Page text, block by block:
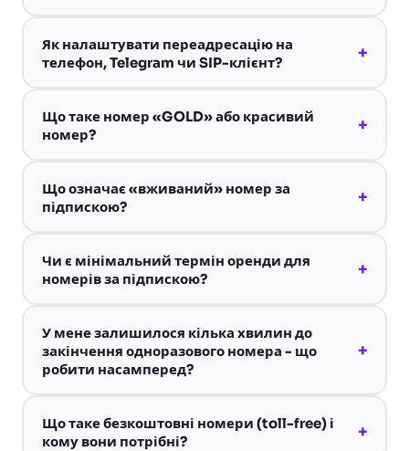
Як налаштувати переадресацію на
телефон, Telegram чи SIP-клієнт?
+
Що таке номер «GOLD» або красивий
номер?
+
Що означає «вживаний» номер за
підпискою?
+
Чи є мінімальний термін оренди для
номерів за підпискою?
+
У мене залишилося кілька хвилин до
закінчення одноразового номера - що
робити насамперед?
+
Що таке безкоштовні номери (toll-free) і
кому вони потрібні?
+